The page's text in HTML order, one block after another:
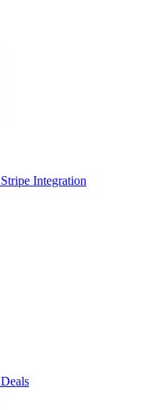
Stripe Integration
Deals